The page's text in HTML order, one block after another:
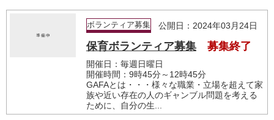
ボランティア募集 公開日：2024年03月24日
保育ボランティア募集 募集終了
開催日：毎週日曜日
開催時間：9時45分～12時45分
GAFAとは・・・様々な職業・立場を超えて家
族や近い存在の人のギャンブル問題を考える
ために、自分の生...